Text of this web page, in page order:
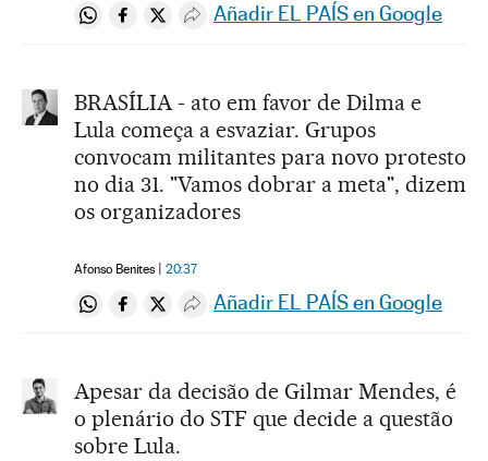
Compartir en Whatsapp
Compartir en Facebook
Compartir en Twitter
Desplegar Redes Sociales
Añadir EL PAÍS en Google
BRASÍLIA - ato em favor de Dilma e
Lula começa a esvaziar. Grupos
convocam militantes para novo protesto
no dia 31. "Vamos dobrar a meta", dizem
os organizadores
Afonso Benites 20:37
Compartir en Whatsapp
Compartir en Facebook
Compartir en Twitter
Desplegar Redes Sociales
Añadir EL PAÍS en Google
Apesar da decisão de Gilmar Mendes, é
o plenário do STF que decide a questão
sobre Lula.